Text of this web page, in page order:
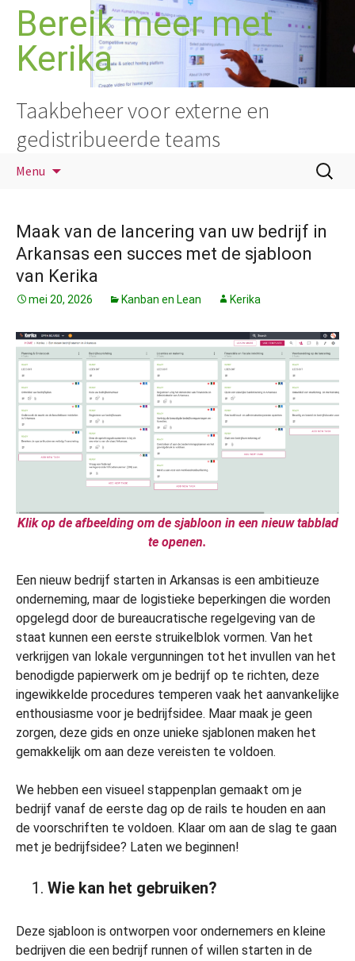
inhoud
Bereik meer met
Kerika
Taakbeheer voor externe en
gedistribueerde teams
Menu
Zoeken
naar:
Maak van de lancering van uw bedrijf in
Arkansas een succes met de sjabloon
van Kerika
mei 20, 2026 Kanban en Lean Kerika
Klik op de afbeelding om de sjabloon in een nieuw tabblad
te openen.
Een nieuw bedrijf starten in Arkansas is een ambitieuze
onderneming, maar de logistieke beperkingen die worden
opgelegd door de bureaucratische regelgeving van de
staat kunnen een eerste struikelblok vormen. Van het
verkrijgen van lokale vergunningen tot het invullen van het
benodigde papierwerk om je bedrijf op te richten, deze
ingewikkelde procedures temperen vaak het aanvankelijke
enthousiasme voor je bedrijfsidee. Maar maak je geen
zorgen, deze gids en onze unieke sjablonen maken het
gemakkelijk om aan deze vereisten te voldoen.
We hebben een visueel stappenplan gemaakt om je
bedrijf vanaf de eerste dag op de rails te houden en aan
de voorschriften te voldoen. Klaar om aan de slag te gaan
met je bedrijfsidee? Laten we beginnen!
Wie kan het gebruiken?
Deze sjabloon is ontworpen voor ondernemers en kleine
bedrijven die een bedrijf runnen of willen starten in de